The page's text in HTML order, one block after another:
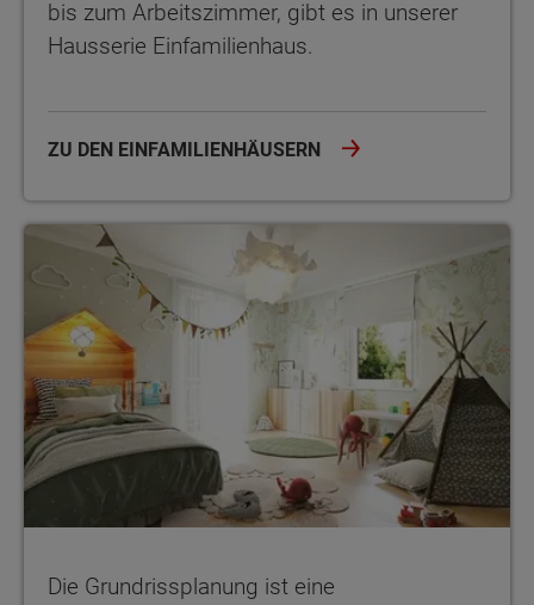
bis zum Arbeitszimmer, gibt es in unserer
Hausserie Einfamilienhaus.
ZU DEN EINFAMILIENHÄUSERN
Die Grundrissplanung ist eine anspruchsvolle Aufgabe auf dem
Die Grundrissplanung ist eine